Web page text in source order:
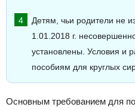
Детям, чьи родители не
1.01.2018 г.
установлены. Условия и
пособиям для круглых
Основным требованием для